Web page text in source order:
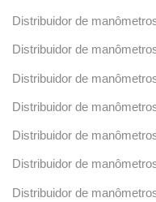
Distribuidor de
Distribuidor de
Distribuidor de
Distribuidor de
Distribuidor de
Distribuidor de
Distribuidor de